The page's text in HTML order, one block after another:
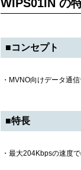
WIPS01IN の
■コンセプト
・MVNO向けデータ通
■特長
・最大204Kbpsの速度で